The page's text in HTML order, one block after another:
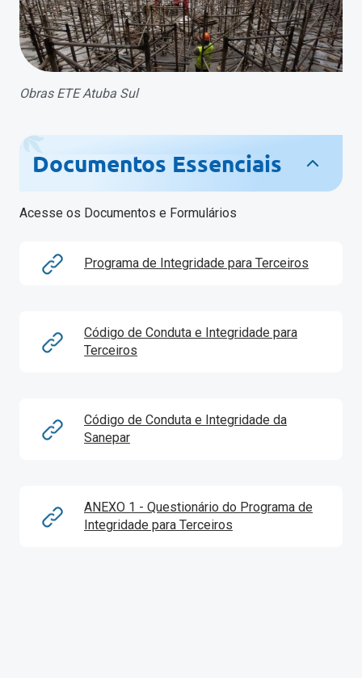
Obras ETE Atuba Sul
Documentos Essenciais
Acesse os Documentos e Formulários
Programa de Integridade para Terceiros
Código de Conduta e Integridade para
Terceiros
Código de Conduta e Integridade da
Sanepar
ANEXO 1 - Questionário do Programa de
Integridade para Terceiros